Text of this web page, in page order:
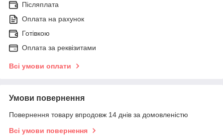
Післяплата
Оплата на рахунок
Готівкою
Оплата за реквізитами
Всі умови оплати
Умови повернення
Повернення товару впродовж 14 днів за домовленістю
Всі умови повернення